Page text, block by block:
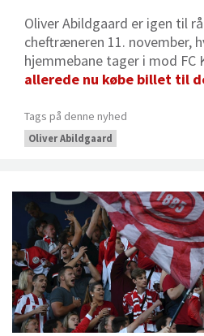
Oliver Abildgaard er igen til
cheftræneren 11. november,
hjemmebane tager i mod FC
allerede nu købe billet til
Tags på denne nyhed
Oliver Abildgaard